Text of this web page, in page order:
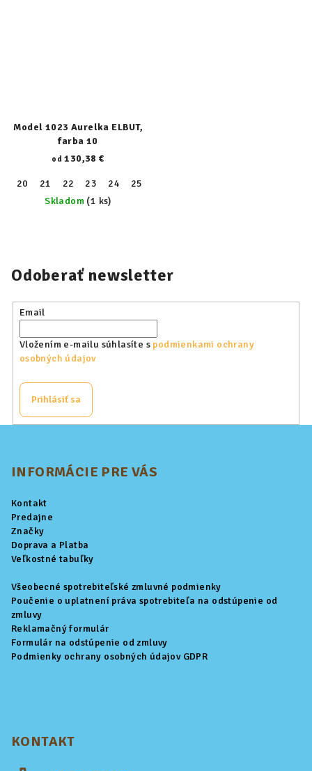
Model 1023 Aurelka ELBUT,
farba 10
od 130,38 €
20 21 22 23 24 25
Skladom (1 ks)
Odoberať newsletter
Email
Vložením e-mailu súhlasíte s podmienkami ochrany
osobných údajov
Prihlásiť sa
INFORMÁCIE PRE VÁS
Kontakt
Predajne
Značky
Doprava a Platba
Veľkostné tabuľky
Všeobecné spotrebiteľské zmluvné podmienky
Poučenie o uplatnení práva spotrebiteľa na odstúpenie od
zmluvy
Reklamačný formulár
Formulár na odstúpenie od zmluvy
Podmienky ochrany osobných údajov GDPR
KONTAKT